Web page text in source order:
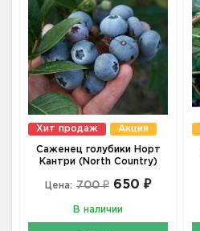
Хит продаж Акция
Саженец голубики Норт
Кантри (North Country)
Цена: 700 ₽ 650 ₽
В наличии